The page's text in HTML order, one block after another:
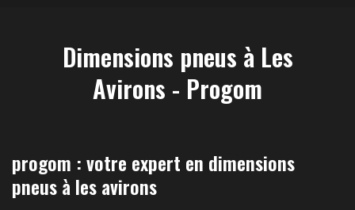
Dimensions pneus à Les
Avirons - Progom
progom : votre expert en dimensions
pneus à les avirons